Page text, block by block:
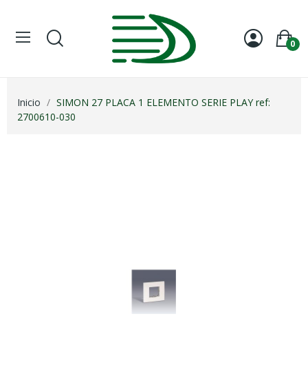
0
Inicio
SIMON 27 PLACA 1 ELEMENTO SERIE PLAY ref:
2700610-030